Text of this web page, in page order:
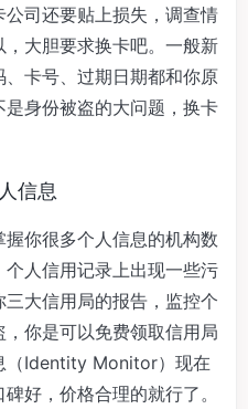
司还要贴上损失，调查情
大胆要求换卡吧。一般新
卡号、过期日期都和你原
身份被盗的大问题，换卡
信息
你很多个人信息的机构数
人信用记录上出现一些污
大信用局的报告，监控个
你是可以免费领取信用局
（Identity Monitor）现在
好，价格合理的就行了。